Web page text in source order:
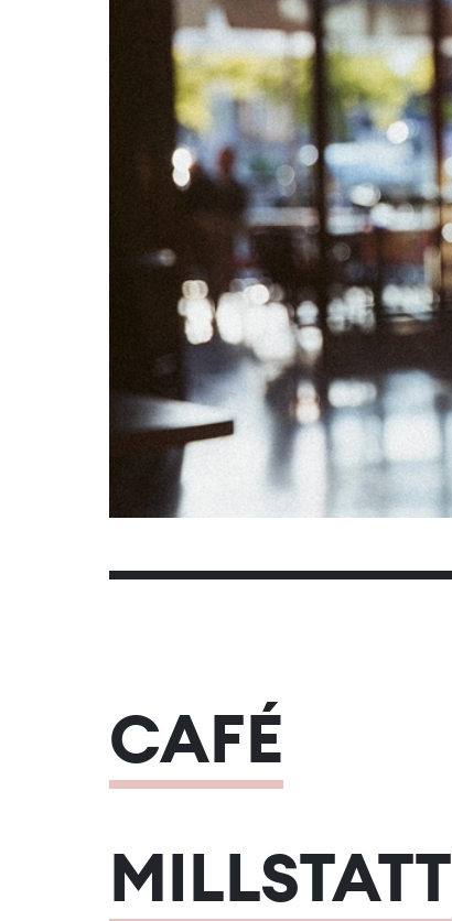
02
03
09
10
16
17
23
24
30
31
CAFÉ
MILLSTATT